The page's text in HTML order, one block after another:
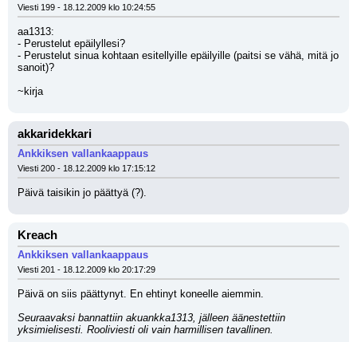
Viesti 199 - 18.12.2009 klo 10:24:55
aa1313:
- Perustelut epäilyllesi?
- Perustelut sinua kohtaan esitellyille epäilyille (paitsi se vähä, mitä jo
sanoit)?
~kirja
akkaridekkari
Ankkiksen vallankaappaus
Viesti 200 - 18.12.2009 klo 17:15:12
Päivä taisikin jo päättyä (?).
Kreach
Ankkiksen vallankaappaus
Viesti 201 - 18.12.2009 klo 20:17:29
Päivä on siis päättynyt. En ehtinyt koneelle aiemmin.
Seuraavaksi bannattiin akuankka1313, jälleen äänestettiin
yksimielisesti. Rooliviesti oli vain harmillisen tavallinen.